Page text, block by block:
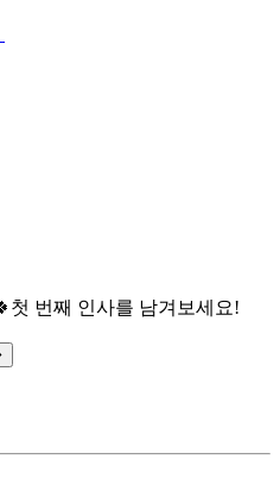
첫 번째 인사를 남겨보세요!